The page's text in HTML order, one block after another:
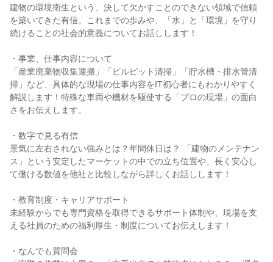
建物の環境衛生という、決して欠かすことのできない領域で信頼
を築いてきた有信。これまでの歩みや、「水」と「環境」を守り
続けることの社会的意義についてお話しします！
・事業、仕事内容について
「産業廃棄物収集運搬」「ビルピット清掃」「貯水槽・排水管清
掃」など、具体的な現場の仕事内容をIT初心者にもわかりやすく
解説します！特殊な車両や機材を駆使する「プロの現場」の面白
さをお伝えします。
・数字で見る有信
景気に左右されない強みとは？年間休日は？ 「建物のメンテナン
ス」という安定したマーケットの中での立ち位置や、長く安心し
て働ける数値を他社と比較しながら詳しくお話しします！
・教育制度・キャリアサポート
未経験からでも専門資格を取得できるサポート体制や、現場を支
える社員のための福利厚生・制度についてお伝えします！
・なんでも質問会